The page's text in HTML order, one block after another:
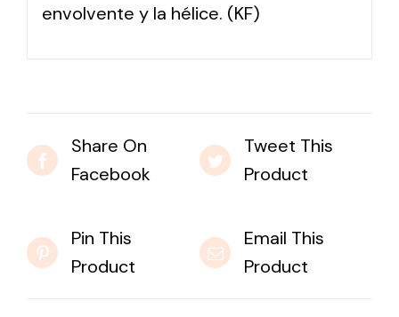
envolvente y la hélice. (KF)
Share On
Facebook
Tweet This
Product
Pin This
Product
Email This
Product